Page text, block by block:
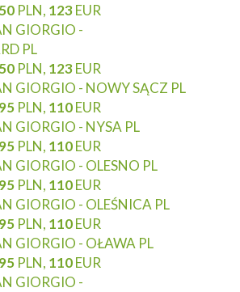
PLN, 123EUR
GIORGIO -
PL
PLN, 123EUR
GIORGIO - NOWY SĄCZ PL
PLN, 110EUR
GIORGIO - NYSA PL
PLN, 110EUR
GIORGIO - OLESNO PL
PLN, 110EUR
GIORGIO - OLEŚNICA PL
PLN, 110EUR
GIORGIO - OŁAWA PL
PLN, 110EUR
GIORGIO -